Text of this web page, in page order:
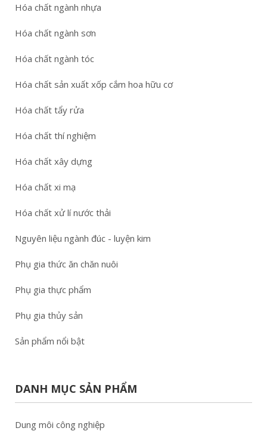
Hóa chất ngành nhựa
Hóa chất ngành sơn
Hóa chất ngành tóc
Hóa chất sản xuất xốp cắm hoa hữu cơ
Hóa chất tẩy rửa
Hóa chất thí nghiệm
Hóa chất xây dựng
Hóa chất xi mạ
Hóa chất xử lí nước thải
Nguyên liệu ngành đúc - luyện kim
Phụ gia thức ăn chăn nuôi
Phụ gia thực phẩm
Phụ gia thủy sản
Sản phẩm nổi bật
DANH MỤC SẢN PHẨM
Dung môi công nghiệp